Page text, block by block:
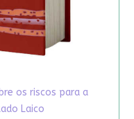
os riscos para a
Laico